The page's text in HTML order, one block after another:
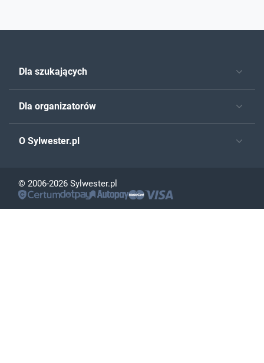
Dla szukających
Dla organizatorów
O Sylwester.pl
© 2006-2026 Sylwester.pl